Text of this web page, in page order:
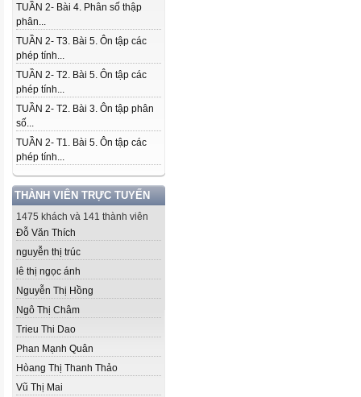
TUẦN 2- Bài 4. Phân số thập
phân...
TUẦN 2- T3. Bài 5. Ôn tập các
phép tính...
TUẦN 2- T2. Bài 5. Ôn tập các
phép tính...
TUẦN 2- T2. Bài 3. Ôn tập phân
số...
TUẦN 2- T1. Bài 5. Ôn tập các
phép tính...
THÀNH VIÊN TRỰC TUYẾN
1475 khách và 141 thành viên
Đỗ Văn Thích
nguyễn thị trúc
lê thị ngọc ánh
Nguyễn Thị Hồng
Ngô Thị Châm
Trieu Thi Dao
Phan Mạnh Quân
Hòang Thị Thanh Thảo
Vũ Thị Mai